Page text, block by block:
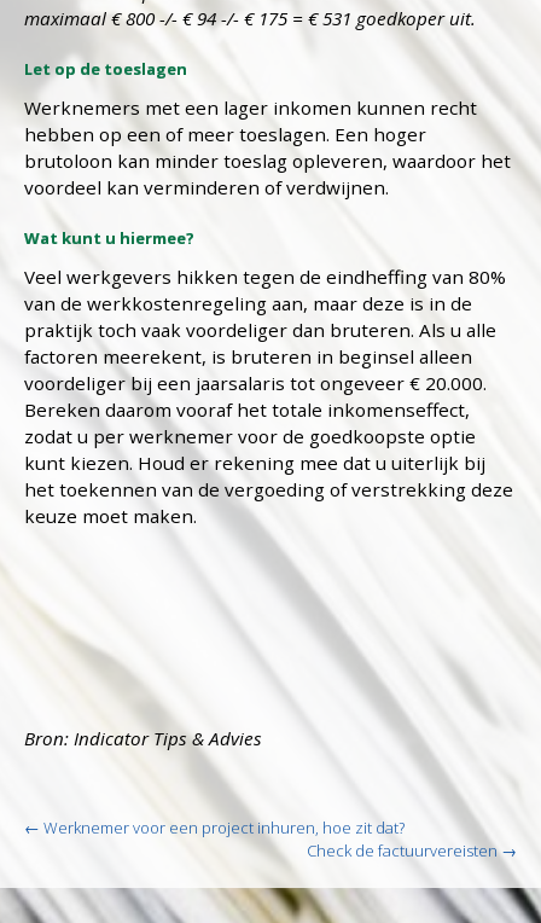
maximaal € 800 -/- € 94 -/- € 175 = € 531 goedkoper uit.
Let op de toeslagen
Werknemers met een lager inkomen kunnen recht
hebben op een of meer toeslagen. Een hoger
brutoloon kan minder toeslag opleveren, waardoor het
voordeel kan verminderen of verdwijnen.
Wat kunt u hiermee?
Veel werkgevers hikken tegen de eindheffing van 80%
van de werkkostenregeling aan, maar deze is in de
praktijk toch vaak voordeliger dan bruteren. Als u alle
factoren meerekent, is bruteren in beginsel alleen
voordeliger bij een jaarsalaris tot ongeveer € 20.000.
Bereken daarom vooraf het totale inkomenseffect,
zodat u per werknemer voor de goedkoopste optie
kunt kiezen. Houd er rekening mee dat u uiterlijk bij
het toekennen van de vergoeding of verstrekking deze
keuze moet maken.
Bron: Indicator Tips & Advies
Post
← Werknemer voor een project inhuren, hoe zit dat?
Check de factuurvereisten→